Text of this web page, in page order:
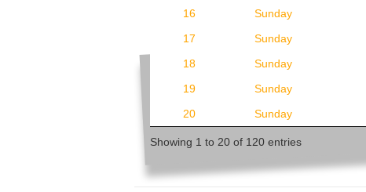
16
Sunday
17
Sunday
18
Sunday
19
Sunday
20
Sunday
Showing 1 to 20 of 120 entries